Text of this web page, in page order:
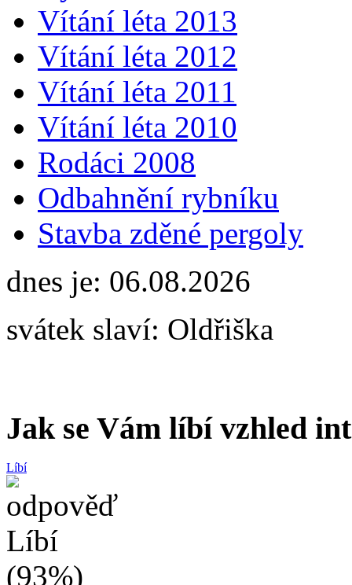
Vítání léta 2013
Vítání léta 2012
Vítání léta 2011
Vítání léta 2010
Rodáci 2008
Odbahnění rybníku
Stavba zděné pergoly
dnes je: 06.08.2026
svátek slaví: Oldřiška
Jak se Vám líbí vzhled
Líbí